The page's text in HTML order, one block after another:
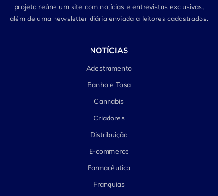
projeto reúne um site com notícias e entrevistas exclusivas,
além de uma newsletter diária enviada a leitores cadastrados.
NOTÍCIAS
Adestramento
Banho e Tosa
Cannabis
Criadores
Distribuição
E-commerce
Farmacêutica
Franquias